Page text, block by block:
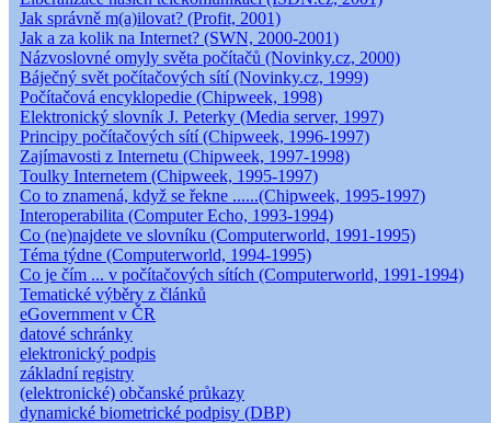
Jak správně m(a)ilovat? (Profit, 2001)
Jak a za kolik na Internet? (SWN, 2000-2001)
Názvoslovné omyly světa počítačů (Novinky.cz, 2000)
Báječný svět počítačových sítí (Novinky.cz, 1999)
Počítačová encyklopedie (Chipweek, 1998)
Elektronický slovník J. Peterky (Media server, 1997)
Principy počítačových sítí (Chipweek, 1996-1997)
Zajímavosti z Internetu (Chipweek, 1997-1998)
Toulky Internetem (Chipweek, 1995-1997)
Co to znamená, když se řekne ......(Chipweek, 1995-1997)
Interoperabilita (Computer Echo, 1993-1994)
Co (ne)najdete ve slovníku (Computerworld, 1991-1995)
Téma týdne (Computerworld, 1994-1995)
Co je čím ... v počítačových sítích (Computerworld, 1991-1994)
Tematické výběry z článků
eGovernment v ČR
datové schránky
elektronický podpis
základní registry
(elektronické) občanské průkazy
dynamické biometrické podpisy (DBP)